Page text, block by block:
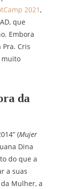
2021,
que
Embora
Cris
muito
da
(Mujer
Dina
do que a
a suas
Mulher, a